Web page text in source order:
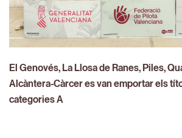
El Genovés, La Llosa de Ranes, Piles,
Alcàntera-Càrcer es van emportar els
categories A